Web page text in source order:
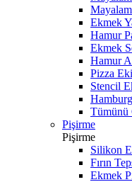
Ekmek
Hamur
Ekmek
Hamur
Pizza
Stencil
Tümünü
Pişirme
Pişirme
Silikon
Fırın
Ekmek